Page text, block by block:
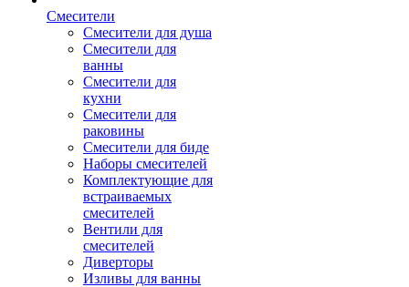
Смесители
Смесители для душа
Смесители для
ванны
Смесители для
кухни
Смесители для
раковины
Смесители для биде
Наборы смесителей
Комплектующие для
встраиваемых
смесителей
Вентили для
смесителей
Диверторы
Изливы для ванны